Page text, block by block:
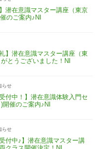
潜在意識マスター講座（東京
のご案内♪NI
】潜在意識マスター講座（東
とうございました！NI
らせ
付中！】潜在意識体験入門セ
催のご案内♪NI
らせ
付中♪】潜在意識マスター講